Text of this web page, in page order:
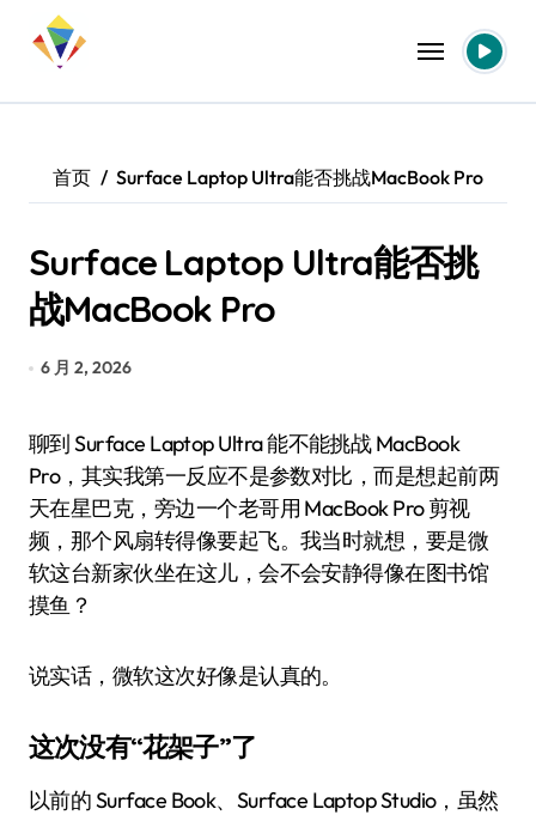
首页 Surface Laptop Ultra能否挑战MacBook Pro
Surface Laptop Ultra能否挑
战MacBook Pro
6 月 2, 2026
聊到 Surface Laptop Ultra 能不能挑战 MacBook
Pro，其实我第一反应不是参数对比，而是想起前两
天在星巴克，旁边一个老哥用 MacBook Pro 剪视
频，那个风扇转得像要起飞。我当时就想，要是微
软这台新家伙坐在这儿，会不会安静得像在图书馆
摸鱼？
说实话，微软这次好像是认真的。
这次没有“花架子”了
以前的 Surface Book、Surface Laptop Studio，虽然